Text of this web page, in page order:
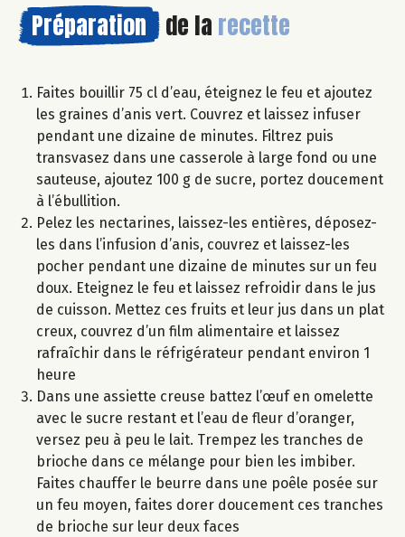
Préparation de la recette
Faites bouillir 75 cl d’eau, éteignez le feu et ajoutez
les graines d’anis vert. Couvrez et laissez infuser
pendant une dizaine de minutes. Filtrez puis
transvasez dans une casserole à large fond ou une
sauteuse, ajoutez 100 g de sucre, portez doucement
à l’ébullition.
Pelez les nectarines, laissez-les entières, déposez-
les dans l’infusion d’anis, couvrez et laissez-les
pocher pendant une dizaine de minutes sur un feu
doux. Eteignez le feu et laissez refroidir dans le jus
de cuisson. Mettez ces fruits et leur jus dans un plat
creux, couvrez d’un film alimentaire et laissez
rafraîchir dans le réfrigérateur pendant environ 1
heure
Dans une assiette creuse battez l’œuf en omelette
avec le sucre restant et l’eau de fleur d’oranger,
versez peu à peu le lait. Trempez les tranches de
brioche dans ce mélange pour bien les imbiber.
Faites chauffer le beurre dans une poêle posée sur
un feu moyen, faites dorer doucement ces tranches
de brioche sur leur deux faces